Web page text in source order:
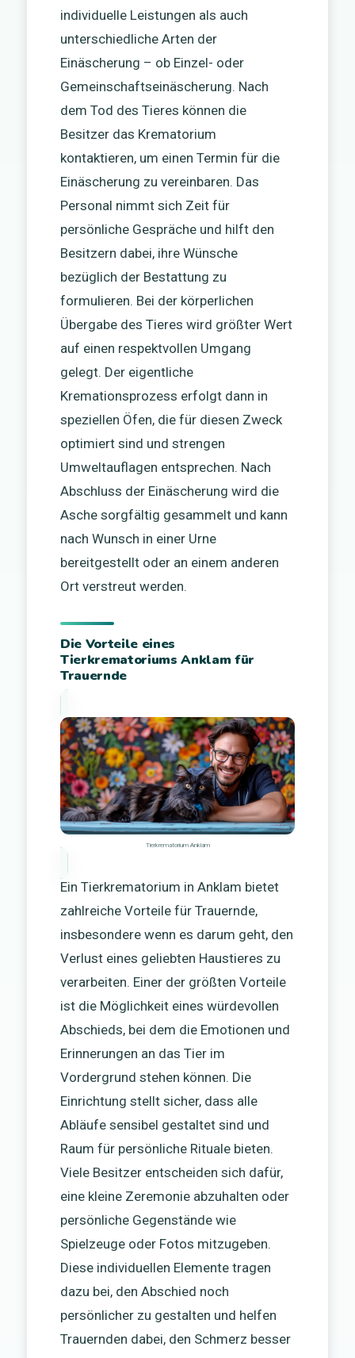
individuelle Leistungen als auch
unterschiedliche Arten der
Einäscherung – ob Einzel- oder
Gemeinschaftseinäscherung. Nach
dem Tod des Tieres können die
Besitzer das Krematorium
kontaktieren, um einen Termin für die
Einäscherung zu vereinbaren. Das
Personal nimmt sich Zeit für
persönliche Gespräche und hilft den
Besitzern dabei, ihre Wünsche
bezüglich der Bestattung zu
formulieren. Bei der körperlichen
Übergabe des Tieres wird größter Wert
auf einen respektvollen Umgang
gelegt. Der eigentliche
Kremationsprozess erfolgt dann in
speziellen Öfen, die für diesen Zweck
optimiert sind und strengen
Umweltauflagen entsprechen. Nach
Abschluss der Einäscherung wird die
Asche sorgfältig gesammelt und kann
nach Wunsch in einer Urne
bereitgestellt oder an einem anderen
Ort verstreut werden.
Die Vorteile eines
Tierkrematoriums Anklam für
Trauernde
Tierkrematorium Anklam
Ein Tierkrematorium in Anklam bietet
zahlreiche Vorteile für Trauernde,
insbesondere wenn es darum geht, den
Verlust eines geliebten Haustieres zu
verarbeiten. Einer der größten Vorteile
ist die Möglichkeit eines würdevollen
Abschieds, bei dem die Emotionen und
Erinnerungen an das Tier im
Vordergrund stehen können. Die
Einrichtung stellt sicher, dass alle
Abläufe sensibel gestaltet sind und
Raum für persönliche Rituale bieten.
Viele Besitzer entscheiden sich dafür,
eine kleine Zeremonie abzuhalten oder
persönliche Gegenstände wie
Spielzeuge oder Fotos mitzugeben.
Diese individuellen Elemente tragen
dazu bei, den Abschied noch
persönlicher zu gestalten und helfen
Trauernden dabei, den Schmerz besser